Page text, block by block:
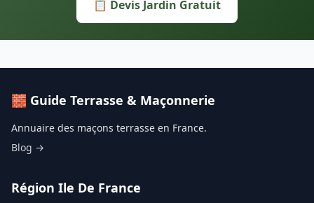
📋 Devis Jardin Gratuit
🧱 Guide Terrasse & Maçonnerie
Annuaire des maçons terrasse en France.
Blog →
Région Ile De France